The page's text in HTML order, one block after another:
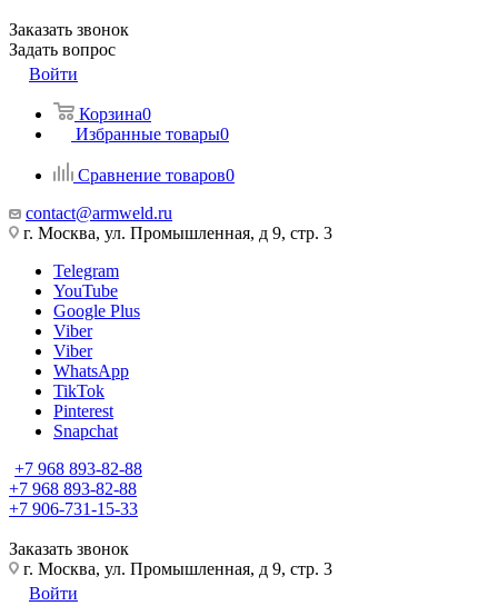
Заказать звонок
Задать вопрос
Войти
Корзина0
Избранные товары0
Сравнение товаров0
contact@armweld.ru
г. Москва, ул. Промышленная, д 9, стр. 3
Telegram
YouTube
Google Plus
Viber
Viber
WhatsApp
TikTok
Pinterest
Snapchat
+7 968 893-82-88
+7 968 893-82-88
+7 906-731-15-33
Заказать звонок
г. Москва, ул. Промышленная, д 9, стр. 3
Войти